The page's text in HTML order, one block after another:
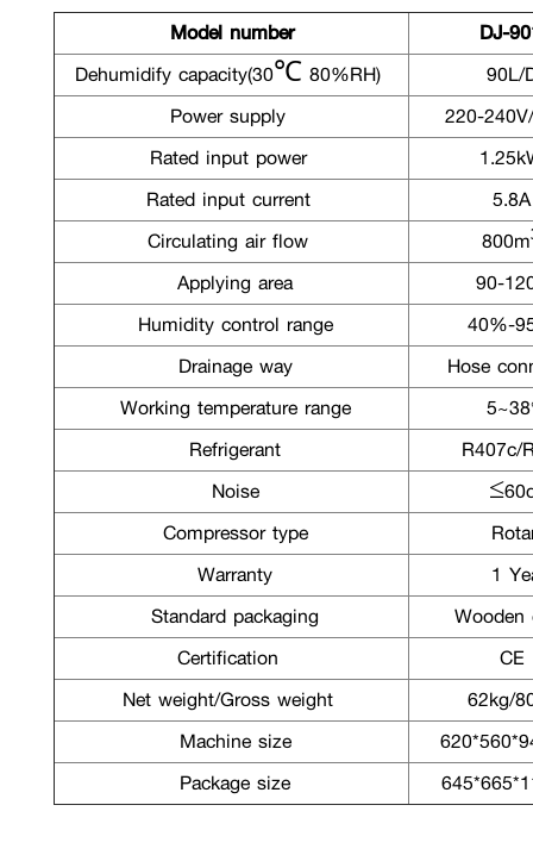
Model number
DJ-
Dehumidify capacity(30℃ 80%RH)
90L/
Power supply
220-
Rated input power
Rated input current
5.8A
Circulating air flow
Applying area
90-
Humidity control range
40%-
Drainage way
Hose
Working temperature range
Refrigerant
R407c/
Noise
Compressor type
Warranty
1
Standard packaging
Wooden
Certification
CE
Net weight/Gross weight
62kg/
Machine size
Package size